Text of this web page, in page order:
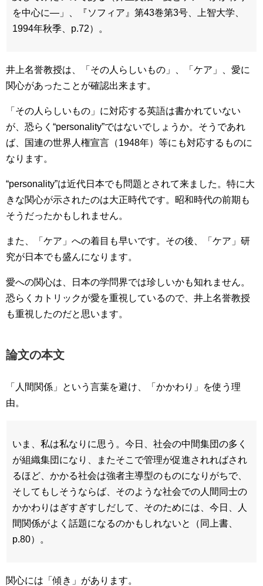
を中心に―」、『ソフィア』第43巻第3号、上智大学、
1994年秋季、p.72）。
井上名誉教授は、「その人らしいもの」、「ケア」、愛に
関心があったことが確認出来ます。
「その人らしいもの」に対応する英語は書かれていない
が、恐らく“personality”ではないでしょうか。そうであれ
ば、国連の世界人権宣言（1948年）等にも対応するものに
なります。
“personality”は近代日本でも問題とされて来ました。特に大
きな関心が示されたのは大正時代です。昭和時代の前期も
そうだったかもしれません。
また、「ケア」への着目も早いです。その後、「ケア」研
究が日本でも盛んになります。
愛への関心は、日本の学問界では珍しいかも知れません。
恐らくカトリックが愛を重視しているので、井上名誉教授
も重視したのだと思います。
論文の本文
「人間関係」という言葉を避け、「かかわり」を使う理
由。
いま、私は私なりに思う。今日、社会の中間集団の多く
が組織集団になり、またそこで管理が促進されればされ
るほど、かかる社会は強者主導型のものになりがちで、
そしてもしそうならば、そのような社会での人間同士の
かかわりはぎすぎすしだして、そのためには、今日、人
間関係がよく話題になるのかもしれないと（同上書、
p.80）。
関心には「傾き」があります。